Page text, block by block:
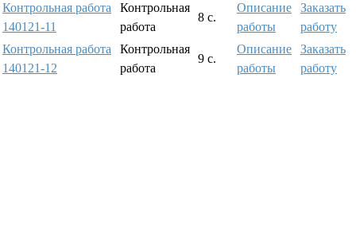
Контрольная работа
140121-11
Контрольная
работа
8 с.
Описание
работы
Заказать
работу
Контрольная работа
140121-12
Контрольная
работа
9 с.
Описание
работы
Заказать
работу